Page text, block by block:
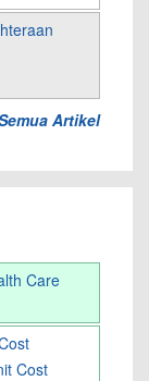
Artikel
Care
Cost